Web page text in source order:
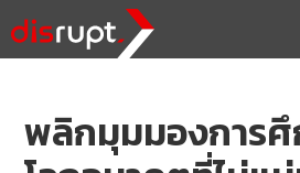
พลิกมุมมองการ